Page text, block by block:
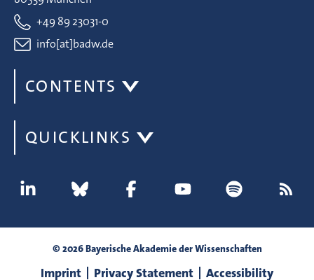
+49 89 23031-0
info[at]badw.de
CONTENTS
QUICKLINKS
© 2026 Bayerische Akademie der Wissenschaften
Imprint Privacy Statement Accessibility